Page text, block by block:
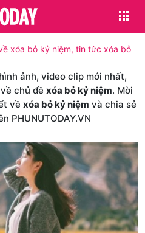
xóa bỏ kỷ niệm, tin tức xóa bỏ
ảnh, video clip mới nhất,
chủ đề xóa bỏ kỷ niệm. Mời
về xóa bỏ kỷ niệm và chia sẻ
PHUNUTODAY.VN